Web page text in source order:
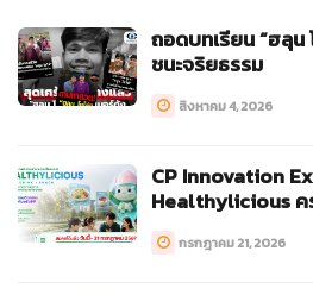
ถอดบทเรียน “ฮลุน
ชนะจริยธรรม
สิงหาคม 4, 2026
CP Innovation
Healthylicious ค
กรกฎาคม 21, 2026